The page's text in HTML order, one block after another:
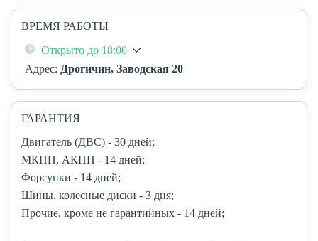
ВРЕМЯ РАБОТЫ
Открыто до 18:00
Адрес: Дрогичин, Заводская 20
ГАРАНТИЯ
Двигатель (ДВС) - 30 дней;
МКПП, АКПП - 14 дней;
Форсунки - 14 дней;
Шины, колесные диски - 3 дня;
Прочие, кроме не гарантийных - 14 дней;